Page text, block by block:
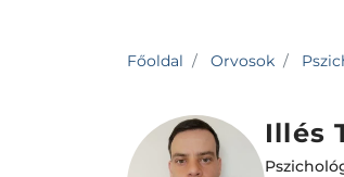
Főoldal Orvosok
Illés